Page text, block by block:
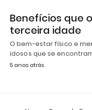
Benefícios que
terceira idade
O bem-estar físico e
idosos que se
5 anos atrás